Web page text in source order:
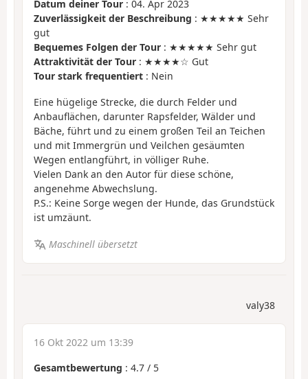
Datum deiner Tour : 04. Apr 2023
Zuverlässigkeit der Beschreibung : ★★★★★ Sehr
gut
Bequemes Folgen der Tour : ★★★★★ Sehr gut
Attraktivität der Tour : ★★★★☆ Gut
Tour stark frequentiert : Nein
Eine hügelige Strecke, die durch Felder und
Anbauflächen, darunter Rapsfelder, Wälder und
Bäche, führt und zu einem großen Teil an Teichen
und mit Immergrün und Veilchen gesäumten
Wegen entlangführt, in völliger Ruhe.
Vielen Dank an den Autor für diese schöne,
angenehme Abwechslung.
P.S.: Keine Sorge wegen der Hunde, das Grundstück
ist umzäunt.
Maschinell übersetzt
valy38
16 Okt 2022 um 13:39
Gesamtbewertung : 4.7 / 5